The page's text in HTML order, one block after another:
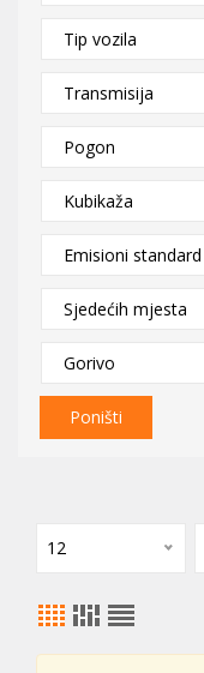
Tip vozila
Transmisija
Pogon
Kubikaža
Emisioni standard
Sjedećih mjesta
Gorivo
Poništi
12